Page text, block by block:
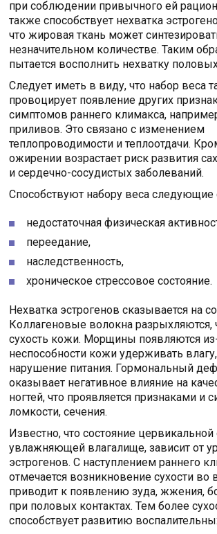
при соблюдении привычного ей
также способствует нехватка
что жировая ткань может
незначительном количестве. Таким
пытается восполнить нехватку
Следует иметь в виду, что набор веса
провоцирует появление других
симптомов раннего климакса,
приливов. Это связано с изменением
теплопроводимости и теплоотдачи.
ожирении возрастает риск развития
и сердечно-сосудистых заболеваний.
Способствуют набору веса следующие
недостаточная физическая
переедание,
наследственность,
хроническое стрессовое состояние.
Нехватка эстрогенов сказывается на
Коллагеновые волокна разрыхляются,
сухость кожи. Морщины появляются
неспособности кожи удерживать
нарушение питания. Гормональный
оказывает негативное влияние на
ногтей, что проявляется признаками и
ломкости, сечения.
Известно, что состояние цервикальной
увлажняющей влагалище, зависит от
эстрогенов. С наступлением раннего
отмечается возникновение сухости во
приводит к появлению зуда, жжения,
при половых контактах. Тем более
способствует развитию